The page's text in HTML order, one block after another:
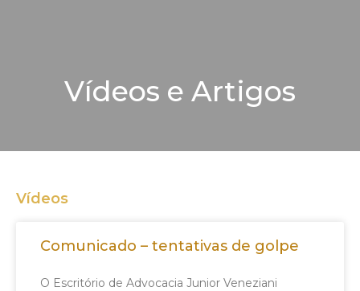
Vídeos e Artigos
Vídeos
Comunicado – tentativas de golpe
O Escritório de Advocacia Junior Veneziani